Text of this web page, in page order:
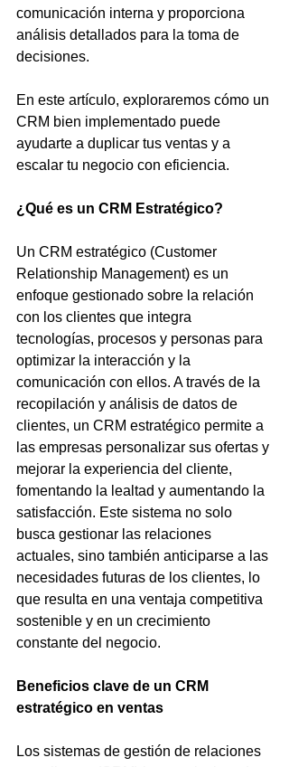
comunicación interna y proporciona
análisis detallados para la toma de
decisiones.
En este artículo, exploraremos cómo un
CRM bien implementado puede
ayudarte a duplicar tus ventas y a
escalar tu negocio con eficiencia.
¿Qué es un CRM Estratégico?
Un CRM estratégico (Customer
Relationship Management) es un
enfoque gestionado sobre la relación
con los clientes que integra
tecnologías, procesos y personas para
optimizar la interacción y la
comunicación con ellos. A través de la
recopilación y análisis de datos de
clientes, un CRM estratégico permite a
las empresas personalizar sus ofertas y
mejorar la experiencia del cliente,
fomentando la lealtad y aumentando la
satisfacción. Este sistema no solo
busca gestionar las relaciones
actuales, sino también anticiparse a las
necesidades futuras de los clientes, lo
que resulta en una ventaja competitiva
sostenible y en un crecimiento
constante del negocio.
Beneficios clave de un CRM
estratégico en ventas
Los sistemas de gestión de relaciones